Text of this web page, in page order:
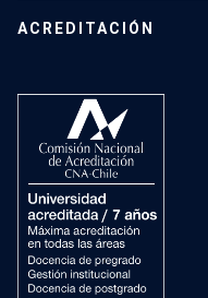
ACREDITACIÓN